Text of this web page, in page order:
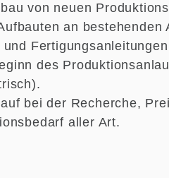
von neuen
an bestehenden
des
bei der Recherche,
aller Art.